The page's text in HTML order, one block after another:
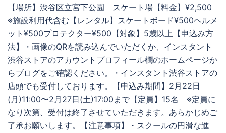
【場所】渋谷区立宮下公園 スケート場【料金】¥2,500
※施設利用代含む【レンタル】スケートボード¥500ヘルメ
ット¥500プロテクター¥500【対象】5歳以上【申込み方
法】・画像のQRを読み込んでいただくか、インスタント
渋谷ストアのアカウントプロフィール欄のホームページか
らブログをご確認ください。・インスタント渋谷ストアの
店頭でも受付しております。【申込み期間】2月22日
(月)11:00〜2月27日(土)17:00まで【定員】15名 ※定員に
なり次第、受付は終了させていただきます。あらかじめご
了承お願いします。【注意事項】・スクールの円滑な進